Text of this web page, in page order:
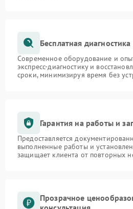
Бесплатная
Современное оборудование и
экспресс-диагностику и
сроки, минимизируя время без
Гарантия на работы и
Предоставляется
выполненные работы и
защищает клиента от повторных
Прозрачное